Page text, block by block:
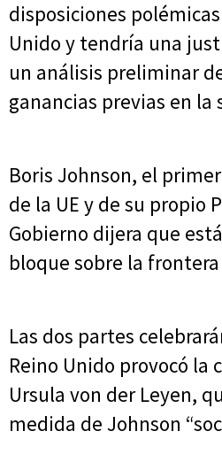
disposiciones
Unido y tendría una
un análisis preliminar
ganancias previas en la
Boris Johnson, el
de la UE y de su propio
Gobierno dijera que
bloque sobre la
Las dos partes
Reino Unido provocó la
Ursula von der Leyen,
medida de Johnson